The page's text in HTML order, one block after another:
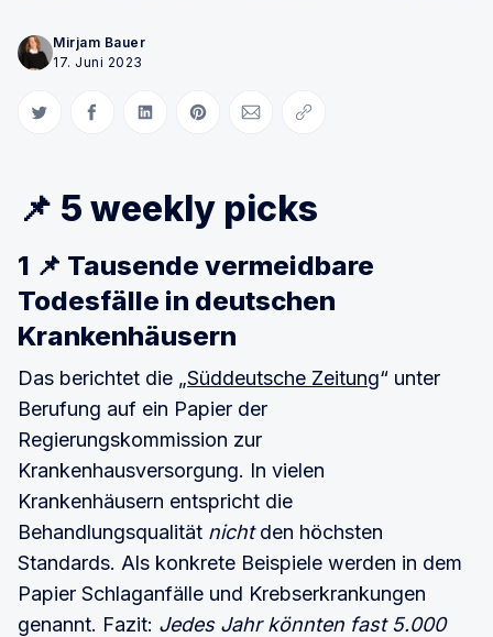
Mirjam Bauer
17. Juni 2023
Auf Twitter teilen
Auf Facebook teilen
Auf LinkedIn teilen
Auf Pinterest teilen
Per E-Mail teilen
Link kopieren
📌 5 weekly picks
1 📌 Tausende vermeidbare
Todesfälle in deutschen
Krankenhäusern
Das berichtet die „Süddeutsche Zeitung“ unter
Berufung auf ein Papier der
Regierungskommission zur
Krankenhausversorgung. In vielen
Krankenhäusern entspricht die
Behandlungsqualität nichtden höchsten
Standards. Als konkrete Beispiele werden in dem
Papier Schlaganfälle und Krebserkrankungen
genannt. Fazit: Jedes Jahr könnten fast 5.000